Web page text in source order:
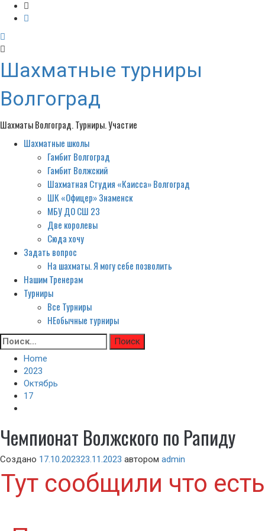
Шахматные турниры
Волгоград
Шахматы Волгоград. Турниры. Участие
PrimaryШахматные школы
Гамбит Волгоград
Гамбит Волжский
Шахматная Студия «Каисса» Волгоград
ШК «Офицер» Знаменск
МБУ ДО СШ 23
Две королевы
Сюда хочу
Задать вопрос
На шахматы. Я могу себе позволить
Нашим Тренерам
Турниры
Все Турниры
НЕобычные турниры
Skip
to
content
Найти:
Home
2023
Октябрь
17
Чемпионат Волжского по Рапиду
Создано 17.10.202323.11.2023 автором admin
Тут сообщили что есть